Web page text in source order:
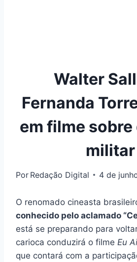
Walter
Fernanda
em filme
militar
Por Redação Digital 4 de
O renomado cineasta
conhecido pelo aclamado
está se preparando para
carioca conduzirá o filme Eu
que contará com a